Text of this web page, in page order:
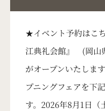
★イベント予約はこ
江典礼会館』 (岡山
がオープンいたしま
プニングフェアを下
す。2026年8月1日
少額短期保険
葬儀の豆知識
テレビコマーシャル
お問い合わせ・資料請